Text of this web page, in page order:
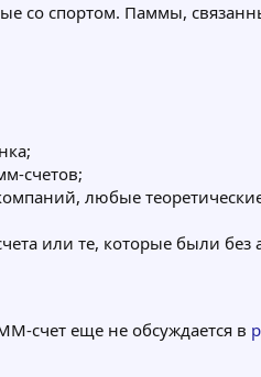
со спортом. Паммы,
счетов;
любые
или те, которые были без
счет еще не обсуждается в